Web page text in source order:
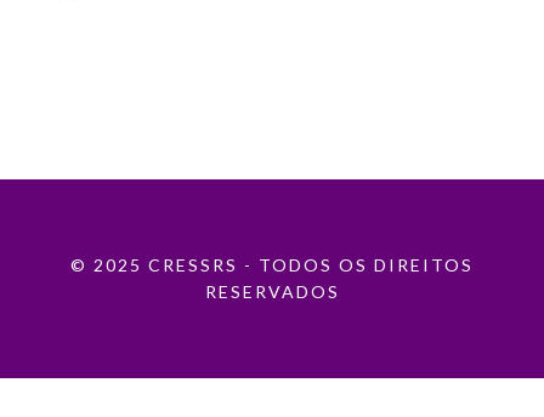
© 2025 CRESSRS - TODOS OS DIREITOS
RESERVADOS